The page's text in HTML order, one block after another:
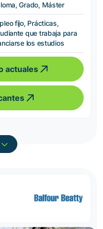
Grado, Máster
fijo, Prácticas,
que trabaja para
los estudios
actuales